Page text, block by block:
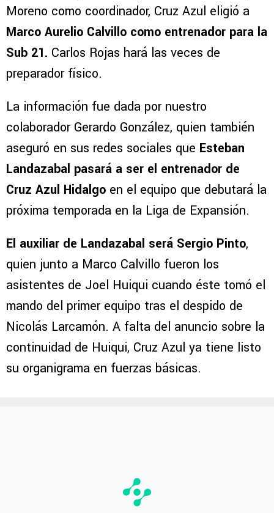
Moreno como coordinador, Cruz Azul eligió a
Marco Aurelio Calvillo como entrenador para la
Sub 21. Carlos Rojas hará las veces de
preparador físico.
La información fue dada por nuestro
colaborador Gerardo González, quien también
aseguró en sus redes sociales que Esteban
Landazabal pasará a ser el entrenador de
Cruz Azul Hidalgo en el equipo que debutará la
próxima temporada en la Liga de Expansión.
El auxiliar de Landazabal será Sergio Pinto,
quien junto a Marco Calvillo fueron los
asistentes de Joel Huiqui cuando éste tomó el
mando del primer equipo tras el despido de
Nicolás Larcamón. A falta del anuncio sobre la
continuidad de Huiqui, Cruz Azul ya tiene listo
su organigrama en fuerzas básicas.